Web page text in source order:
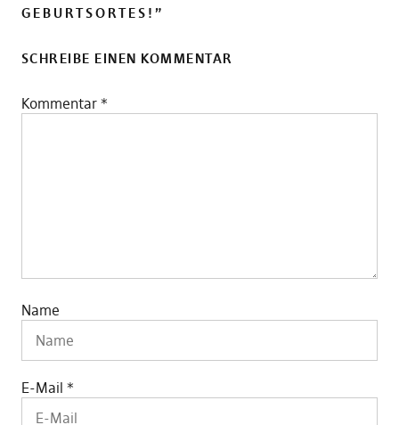
GEBURTSORTES! ”
SCHREIBE EINEN KOMMENTAR
Kommentar *
Name
E-Mail *